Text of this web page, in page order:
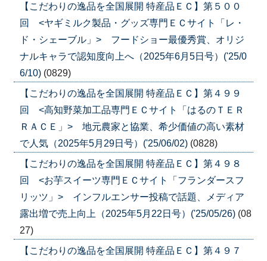
【こだわりの逸品を全国展開 特産品ＥＣ】第５００
回 <ヤギミルク製品・グッズ専門ＥＣサイト「レ・
ド・シェーブル」> フードショー最優秀賞、オリジ
ナルキャラで認知度向上へ（2025年6月5日号）('25/0
6/10) (0829)
【こだわりの逸品を全国展開 特産品ＥＣ】第４９９
回 <高知野菜加工品専門ＥＣサイト「はるのＴＥＲ
ＲＡＣＥ」> 地元農家と協業、希少価値の高い素材
で人気（2025年5月29日号）('25/06/02) (0828)
【こだわりの逸品を全国展開 特産品ＥＣ】第４９８
回 <お芋スイーツ専門ＥＣサイト「フランダースフ
リッツ」> インフルエンサー投稿で話題、メディア
露出増で売上向上（2025年5月22日号）('25/05/26) (08
27)
【こだわりの逸品を全国展開 特産品ＥＣ】第４９７